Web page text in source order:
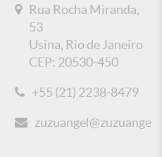
Rua Rocha Miranda,
53
Usina, Rio de Janeiro
CEP: 20530-450
+55 (21) 2238-8479